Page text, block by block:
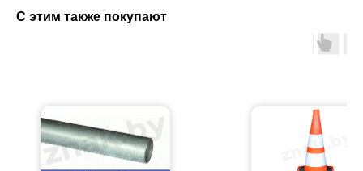
С этим также покупают